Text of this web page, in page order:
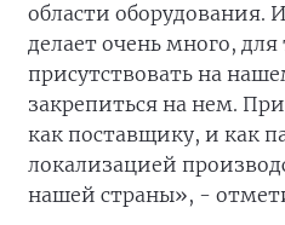
области оборудования.
делает очень много,
присутствовать на
закрепиться на нем.
как поставщику, и как
локализацией
нашей страны», -